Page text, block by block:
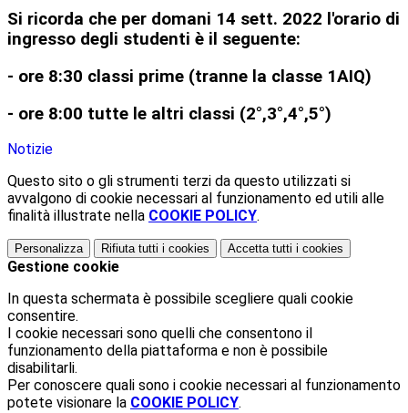
Si ricorda che per domani 14 sett. 2022 l'orario di
ingresso degli studenti è il seguente:
- ore 8:30 classi prime (tranne la classe 1AIQ)
- ore 8:00 tutte le altri classi (2°,3°,4°,5°)
Notizie
Questo sito o gli strumenti terzi da questo utilizzati si
avvalgono di cookie necessari al funzionamento ed utili alle
finalità illustrate nella COOKIE POLICY.
Personalizza Rifiuta tutti i cookies Accetta tutti i cookies
Gestione cookie
In questa schermata è possibile scegliere quali cookie
consentire.
I cookie necessari sono quelli che consentono il
funzionamento della piattaforma e non è possibile
disabilitarli.
Per conoscere quali sono i cookie necessari al funzionamento
potete visionare la COOKIE POLICY.